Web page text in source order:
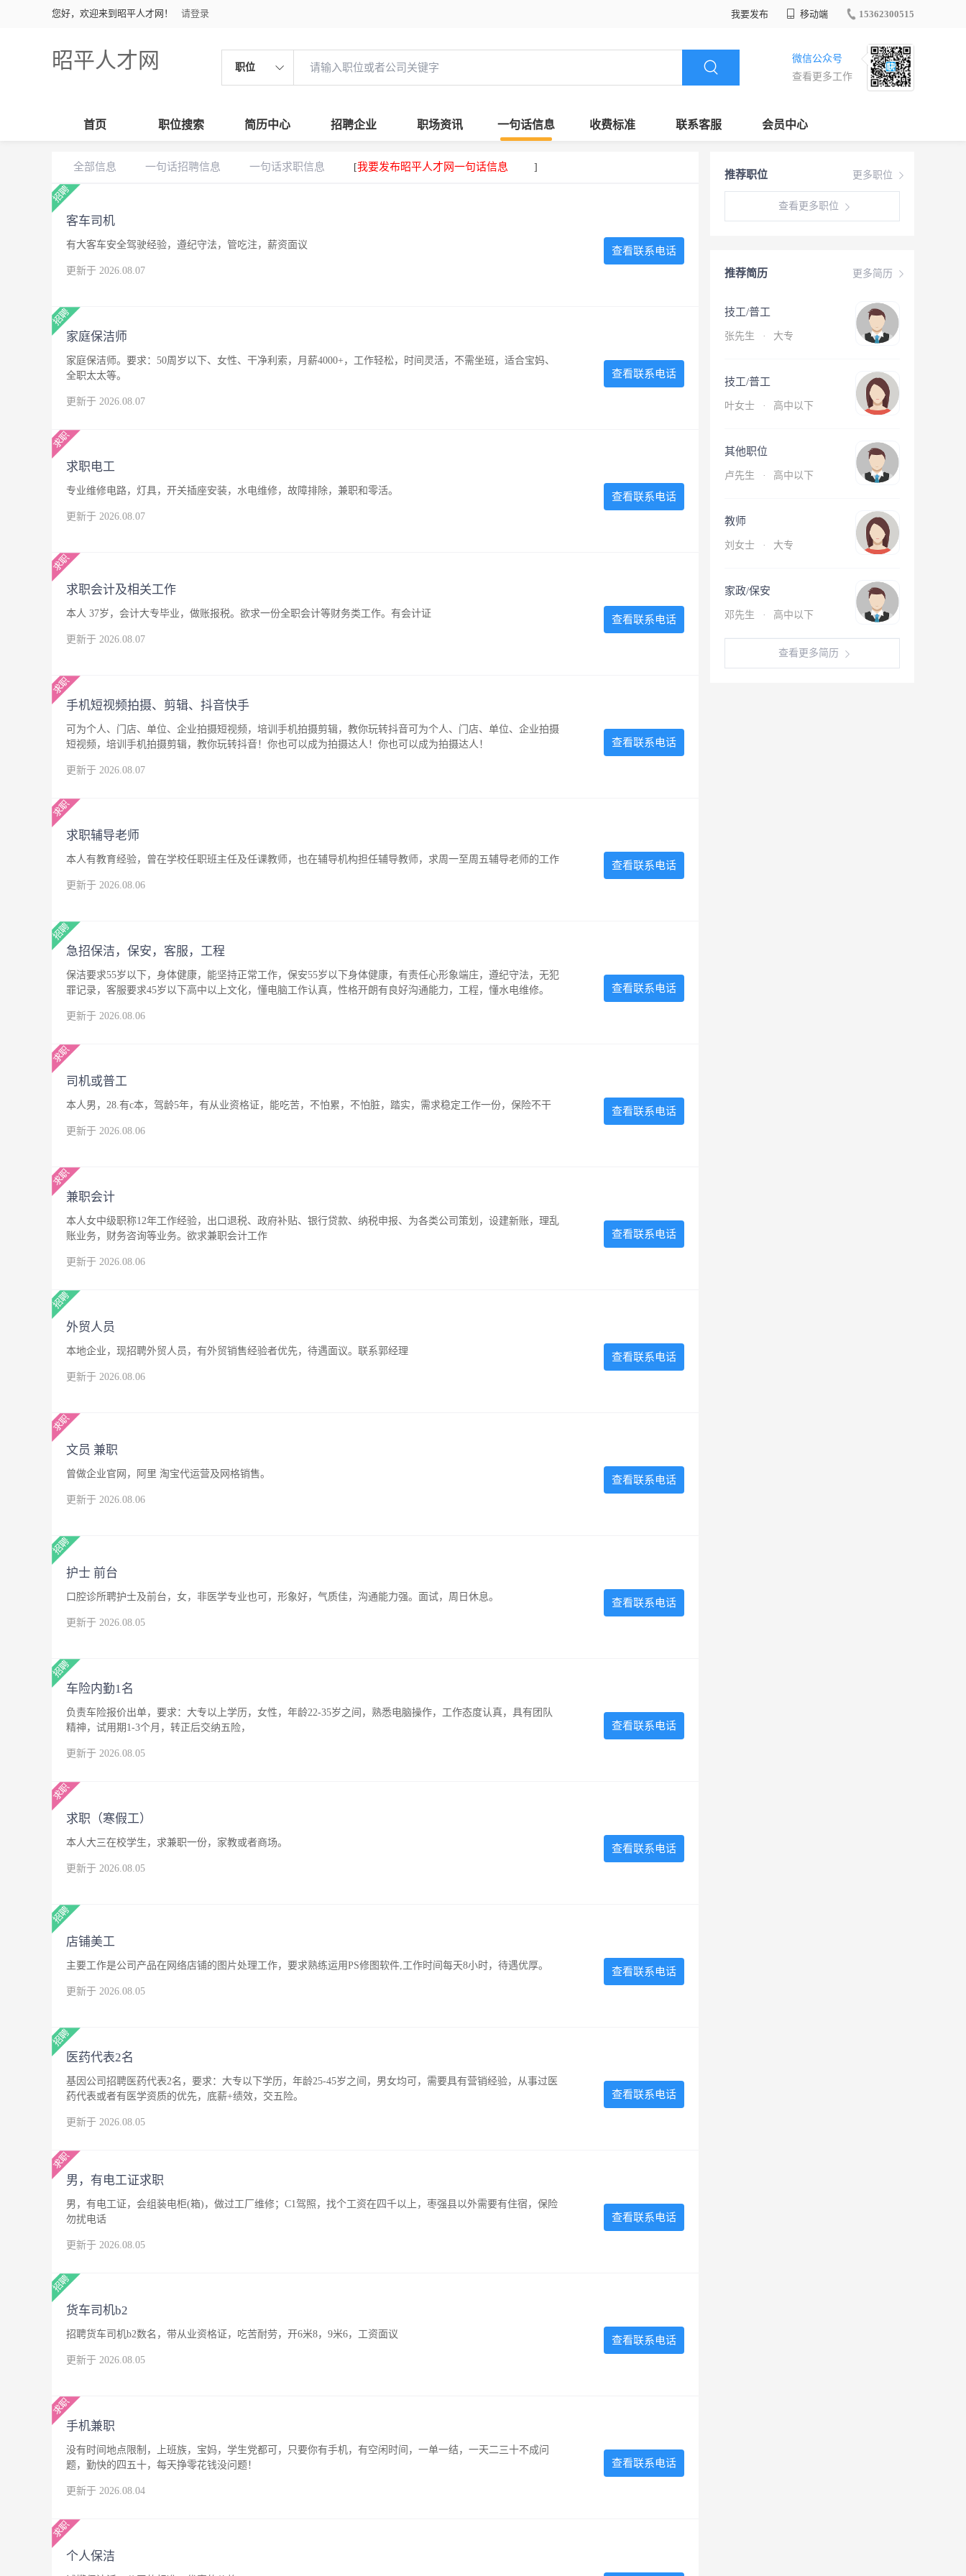
您好，欢迎来到昭平人才网！ 请登录 我要发布 移动端 15362300515
昭平人才网 职位
微信公众号
查看更多工作
首页 职位搜索 简历中心 招聘企业 职场资讯 一句话信息 收费标准 联系客服 会员中心
更多职位
推荐职位
查看更多职位
更多简历
推荐简历
技工/普工
张先生 · 大专
技工/普工
叶女士 · 高中以下
其他职位
卢先生 · 高中以下
教师
刘女士 · 大专
家政/保安
邓先生 · 高中以下
查看更多简历
全部信息 一句话招聘信息 一句话求职信息 [我要发布昭平人才网一句话信息 ]
客车司机
有大客车安全驾驶经验，遵纪守法，管吃注，薪资面议
更新于 2026.08.07
查看联系电话
家庭保洁师
家庭保洁师。要求：50周岁以下、女性、干净利索，月薪4000+，工作轻松，时间灵活，不需坐班，适合宝妈、
全职太太等。
更新于 2026.08.07
查看联系电话
求职电工
专业维修电路，灯具，开关插座安装，水电维修，故障排除，兼职和零活。
更新于 2026.08.07
查看联系电话
求职会计及相关工作
本人 37岁，会计大专毕业，做账报税。欲求一份全职会计等财务类工作。有会计证
更新于 2026.08.07
查看联系电话
手机短视频拍摄、剪辑、抖音快手
可为个人、门店、单位、企业拍摄短视频，培训手机拍摄剪辑，教你玩转抖音可为个人、门店、单位、企业拍摄
短视频，培训手机拍摄剪辑，教你玩转抖音！你也可以成为拍摄达人！你也可以成为拍摄达人！
更新于 2026.08.07
查看联系电话
求职辅导老师
本人有教育经验，曾在学校任职班主任及任课教师，也在辅导机构担任辅导教师，求周一至周五辅导老师的工作
更新于 2026.08.06
查看联系电话
急招保洁，保安，客服，工程
保洁要求55岁以下，身体健康，能坚持正常工作，保安55岁以下身体健康，有责任心形象端庄，遵纪守法，无犯
罪记录，客服要求45岁以下高中以上文化，懂电脑工作认真，性格开朗有良好沟通能力，工程，懂水电维修。
更新于 2026.08.06
查看联系电话
司机或普工
本人男，28.有c本，驾龄5年，有从业资格证，能吃苦，不怕累，不怕脏，踏实，需求稳定工作一份，保险不干
更新于 2026.08.06
查看联系电话
兼职会计
本人女中级职称12年工作经验，出口退税、政府补贴、银行贷款、纳税申报、为各类公司策划，设建新账，理乱
账业务，财务咨询等业务。欲求兼职会计工作
更新于 2026.08.06
查看联系电话
外贸人员
本地企业，现招聘外贸人员，有外贸销售经验者优先，待遇面议。联系郭经理
更新于 2026.08.06
查看联系电话
文员 兼职
曾做企业官网，阿里 淘宝代运营及网格销售。
更新于 2026.08.06
查看联系电话
护士 前台
口腔诊所聘护士及前台，女，非医学专业也可，形象好，气质佳，沟通能力强。面试，周日休息。
更新于 2026.08.05
查看联系电话
车险内勤1名
负责车险报价出单，要求：大专以上学历，女性，年龄22-35岁之间，熟悉电脑操作，工作态度认真，具有团队
精神，试用期1-3个月，转正后交纳五险，
更新于 2026.08.05
查看联系电话
求职（寒假工）
本人大三在校学生，求兼职一份，家教或者商场。
更新于 2026.08.05
查看联系电话
店铺美工
主要工作是公司产品在网络店铺的图片处理工作，要求熟练运用PS修图软件,工作时间每天8小时，待遇优厚。
更新于 2026.08.05
查看联系电话
医药代表2名
基因公司招聘医药代表2名，要求：大专以下学历，年龄25-45岁之间，男女均可，需要具有营销经验，从事过医
药代表或者有医学资质的优先，底薪+绩效，交五险。
更新于 2026.08.05
查看联系电话
男，有电工证求职
男，有电工证，会组装电柜(箱)，做过工厂维修；C1驾照，找个工资在四千以上，枣强县以外需要有住宿，保险
勿扰电话
更新于 2026.08.05
查看联系电话
货车司机b2
招聘货车司机b2数名，带从业资格证，吃苦耐劳，开6米8，9米6，工资面议
更新于 2026.08.05
查看联系电话
手机兼职
没有时间地点限制，上班族，宝妈，学生党都可，只要你有手机，有空闲时间，一单一结，一天二三十不成问
题，勤快的四五十，每天挣零花钱没问题！
更新于 2026.08.04
查看联系电话
个人保洁